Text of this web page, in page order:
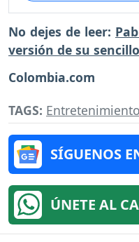
No dejes de leer:
versión de su
Colombia.com
TAGS: Entretenimiento
SÍGUENOS
ÚNETE AL